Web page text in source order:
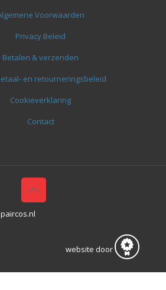
Voorwaarden
Privacy Beleid
Betalen & verzenden
en retourneringsbeleid
Cookieverklaring
Contact
website door